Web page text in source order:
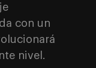
con un
nivel.